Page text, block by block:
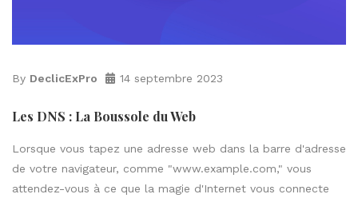
By DeclicExPro 14 septembre 2023
Les DNS : La Boussole du Web
Lorsque vous tapez une adresse web dans la barre d'adresse
de votre navigateur, comme "www.example.com," vous
attendez-vous à ce que la magie d'Internet vous connecte